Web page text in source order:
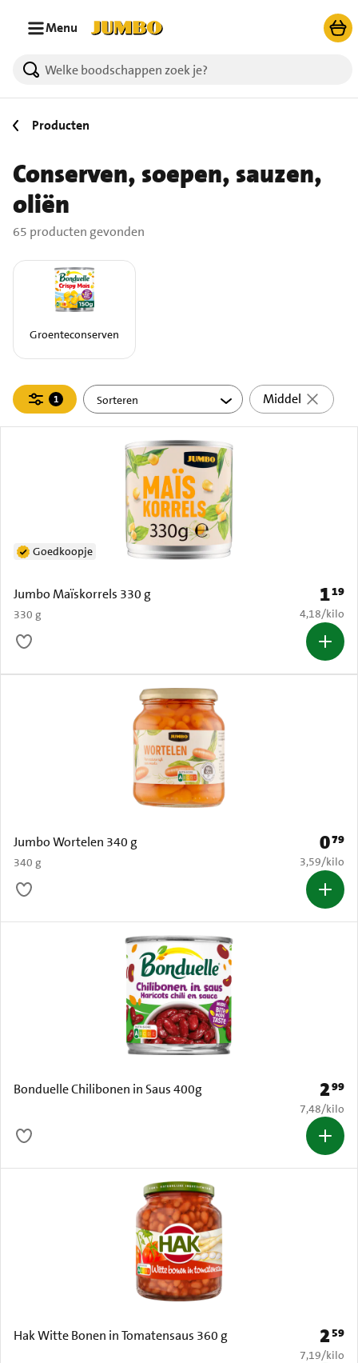
Menu
65 producten gevonden.
Producten
Conserven, soepen, sauzen,
oliën
65 producten gevonden
Groenteconserven
Filteren
1
actief
Middel
Jumbo Maïskorrels 330 g
330 g
Goedkoopje
Prijs:
119
€ 4,18 per
4,18/kilo
Jumbo Wortelen 340 g
340 g
Prijs:
079
€ 3,59 per
3,59/kilo
Bonduelle Chilibonen in Saus 400g Prijs:
299
€ 7,48 per
7,48/kilo
Hak Witte Bonen in Tomatensaus 360 g Prijs:
259
€ 7,19 per
7,19/kilo